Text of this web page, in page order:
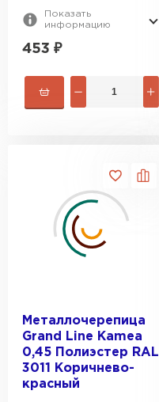
Показать
информацию
453 ₽
Металлочерепица
Grand Line Kamea
0,45 Полиэстер RAL
3011 Коричнево-
красный